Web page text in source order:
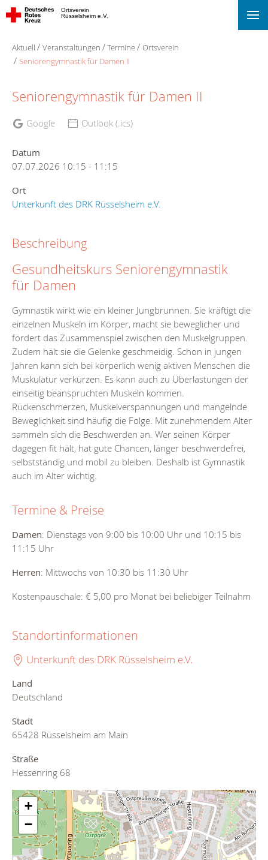
Ortsverein
Rüsselsheim e.V.
Aktuell Veranstaltungen Termine
Ortsverein
Seniorengymnastik für Damen II
Seniorengymnastik für Damen II
Google Outlook (.ics)
Datum
07.07.2026 10:15 - 11:15
Ort
Unterkunft des DRK Rüsselsheim e.V.
Beschreibung
Gesundheitskurs Seniorengymnastik
für Damen
Gymnastik wirkt wie ein kleiner Jungbrunnen. Sie kräftigt die
einzelnen Muskeln im Körper, macht sie beweglicher und
fördert das Zusammenspiel zwischen den Muskelgruppen.
Zudem hält sie die Gelenke geschmeidig. Schon in jungen
Jahren kann sich bei körperlich wenig aktiven Menschen die
Muskulatur verkürzen. Es kann auch zu Überlastungen der
einseitig beanspruchten Muskeln kommen.
Rückenschmerzen, Muskelverspannungen und mangelnde
Beweglichkeit sind häufig die Folge. Mit zunehmendem Alter
sammeln sich die Beschwerden an. Wer seinen Körper
dagegen fit hält, hat gute Chancen, länger beschwerdefrei,
selbstständig und mobil zu bleiben. Deshalb ist Gymnastik
auch im Alter wichtig.
Termine & Preise
Damen: Dienstags von 9:00 bis 10:00 Uhr und 10:15 bis
11:15 Uhr
Herren: Mittwochs von 10:30 bis 11:30 Uhr
Kostenpauschale: € 5,00 pro Monat bei beliebiger Teilnahm
Standortinformationen
Unterkunft des DRK Rüsselsheim e.V.
Land
Deutschland
Stadt
65428 Rüsselsheim am Main
Straße
Hessenring 68
+
−